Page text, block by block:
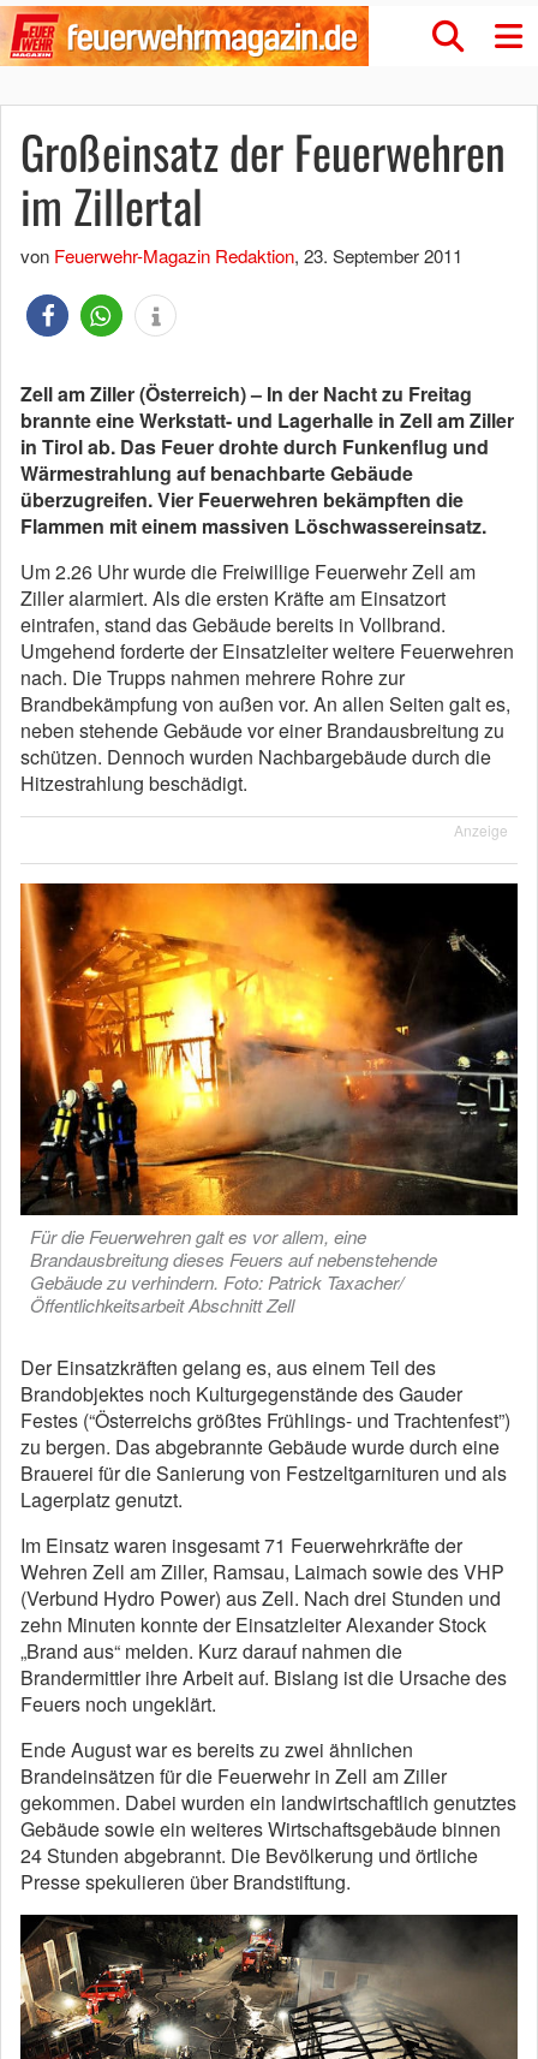
Großeinsatz der Feuerwehren
im Zillertal
von Feuerwehr-Magazin Redaktion, 23. September 2011
Zell am Ziller (Österreich) – In der Nacht zu Freitag
brannte eine Werkstatt- und Lagerhalle in Zell am Ziller
in Tirol ab. Das Feuer drohte durch Funkenflug und
Wärmestrahlung auf benachbarte Gebäude
überzugreifen. Vier Feuerwehren bekämpften die
Flammen mit einem massiven Löschwassereinsatz.
Um 2.26 Uhr wurde die Freiwillige Feuerwehr Zell am
Ziller alarmiert. Als die ersten Kräfte am Einsatzort
eintrafen, stand das Gebäude bereits in Vollbrand.
Umgehend forderte der Einsatzleiter weitere Feuerwehren
nach. Die Trupps nahmen mehrere Rohre zur
Brandbekämpfung von außen vor. An allen Seiten galt es,
neben stehende Gebäude vor einer Brandausbreitung zu
schützen. Dennoch wurden Nachbargebäude durch die
Hitzestrahlung beschädigt.
Anzeige
Für die Feuerwehren galt es vor allem, eine
Brandausbreitung dieses Feuers auf nebenstehende
Gebäude zu verhindern. Foto: Patrick Taxacher/
Öffentlichkeitsarbeit Abschnitt Zell
Der Einsatzkräften gelang es, aus einem Teil des
Brandobjektes noch Kulturgegenstände des Gauder
Festes (“Österreichs größtes Frühlings- und Trachtenfest”)
zu bergen. Das abgebrannte Gebäude wurde durch eine
Brauerei für die Sanierung von Festzeltgarnituren und als
Lagerplatz genutzt.
Im Einsatz waren insgesamt 71 Feuerwehrkräfte der
Wehren Zell am Ziller, Ramsau, Laimach sowie des VHP
(Verbund Hydro Power) aus Zell. Nach drei Stunden und
zehn Minuten konnte der Einsatzleiter Alexander Stock
„Brand aus“ melden. Kurz darauf nahmen die
Brandermittler ihre Arbeit auf. Bislang ist die Ursache des
Feuers noch ungeklärt.
Ende August war es bereits zu zwei ähnlichen
Brandeinsätzen für die Feuerwehr in Zell am Ziller
gekommen. Dabei wurden ein landwirtschaftlich genutztes
Gebäude sowie ein weiteres Wirtschaftsgebäude binnen
24 Stunden abgebrannt. Die Bevölkerung und örtliche
Presse spekulieren über Brandstiftung.